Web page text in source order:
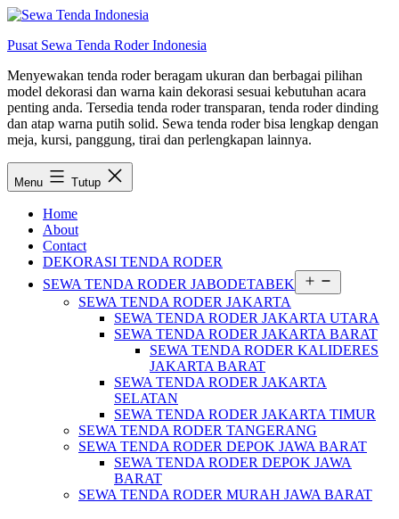
Lewati
konten
Pusat Sewa Tenda Roder Indonesia
Menyewakan tenda roder beragam ukuran dan berbagai pilihan
model dekorasi dan warna kain dekorasi sesuai kebutuhan acara
penting anda. Tersedia tenda roder transparan, tenda roder dinding
dan atap warna putih solid. Sewa tenda roder bisa lengkap dengan
meja, kursi, panggung, tirai dan perlengkapan lainnya.
Menu Tutup
Home
About
Contact
DEKORASI TENDA RODER
SEWA TENDA RODER JABODETABEK
menu
SEWA TENDA RODER JAKARTA
SEWA TENDA RODER JAKARTA UTARA
SEWA TENDA RODER JAKARTA BARAT
SEWA TENDA RODER KALIDERES
JAKARTA BARAT
SEWA TENDA RODER JAKARTA
SELATAN
SEWA TENDA RODER JAKARTA TIMUR
SEWA TENDA RODER TANGERANG
SEWA TENDA RODER DEPOK JAWA BARAT
SEWA TENDA RODER DEPOK JAWA
BARAT
SEWA TENDA RODER MURAH JAWA BARAT